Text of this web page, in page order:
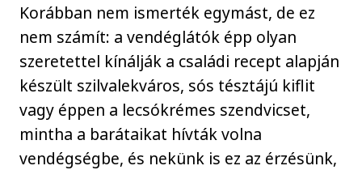
Korábban nem ismerték egymást, de ez
nem számít: a vendéglátók épp olyan
szeretettel kínálják a családi recept alapján
készült szilvalekváros, sós tésztájú kiflit
vagy éppen a lecsókrémes szendvicset,
mintha a barátaikat hívták volna
vendégségbe, és nekünk is ez az érzésünk,